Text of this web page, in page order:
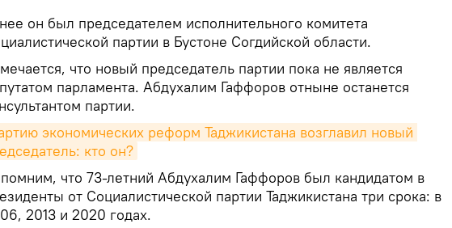
он был председателем исполнительного комитета
партии в Бустоне Согдийской области.
что новый председатель партии пока не является
парламента. Абдухалим Гаффоров отныне останется
партии.
экономических реформ Таджикистана возглавил новый
кто он?
что 73-летний Абдухалим Гаффоров был кандидатом в
от Социалистической партии Таджикистана три срока: в
2013 и 2020 годах.